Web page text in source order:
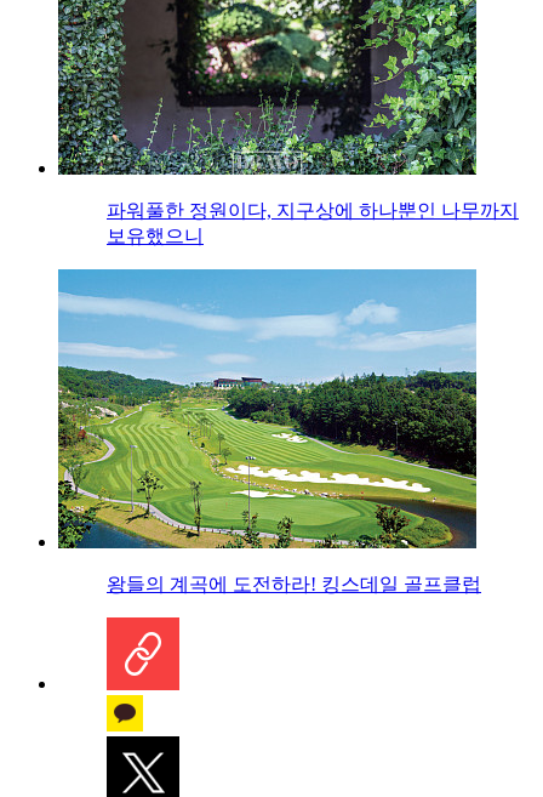
파워풀한 정원이다, 지구상에 하나뿐인 나무까지
보유했으니
왕들의 계곡에 도전하라! 킹스데일 골프클럽